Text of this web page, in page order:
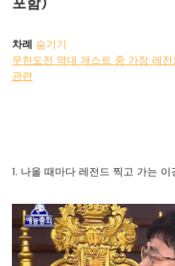
차례
숨기기
무한도전 역대 게스트 중 가장 레
관련
1. 나올 때마다 레전드 찍고 가는 이